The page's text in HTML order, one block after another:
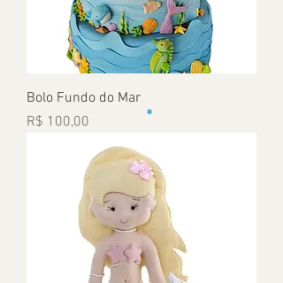
Bolo Fundo do Mar
Preço
R$ 100,00